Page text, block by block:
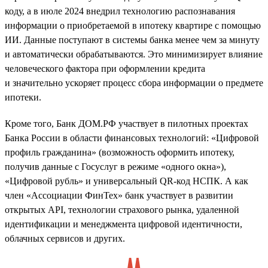
коду, а в июле 2024 внедрил технологию распознавания
информации о приобретаемой в ипотеку квартире с помощью
ИИ. Данные поступают в системы банка менее чем за минуту
и автоматически обрабатываются. Это минимизирует влияние
человеческого фактора при оформлении кредита
и значительно ускоряет процесс сбора информации о предмете
ипотеки.
Кроме того, Банк ДОМ.РФ участвует в пилотных проектах
Банка России в области финансовых технологий: «Цифровой
профиль гражданина» (возможность оформить ипотеку,
получив данные с Госуслуг в режиме «одного окна»),
«Цифровой рубль» и универсальный QR-код НСПК. А как
член «Ассоциации ФинТех» банк участвует в развитии
открытых API, технологии страхового рынка, удаленной
идентификации и менеджмента цифровой идентичности,
облачных сервисов и других.